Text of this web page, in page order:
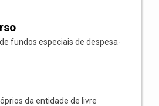
fundos especiais de despesa-
da entidade de livre